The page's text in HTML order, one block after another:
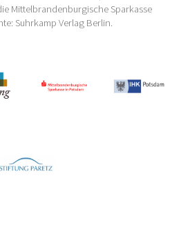
Mittelbrandenburgische Sparkasse
Suhrkamp Verlag Berlin.